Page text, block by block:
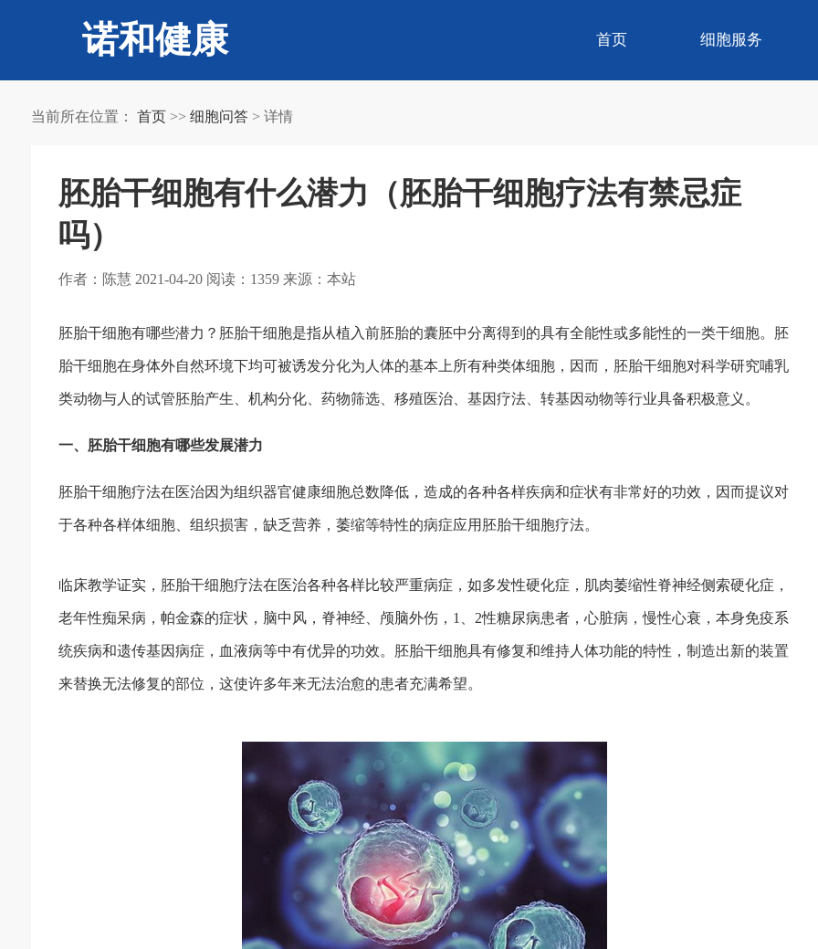
诺和健康 首页 细胞服务
当前所在位置： 首页>> 细胞问答> 详情
胚胎干细胞有什么潜力（胚胎干细胞疗法有禁忌症
吗）
作者：陈慧 2021-04-20 阅读：1359 来源：本站
胚胎干细胞有哪些潜力？胚胎干细胞是指从植入前胚胎的囊胚中分离得到的具有全能性或多能性的一类干细胞。胚
胎干细胞在身体外自然环境下均可被诱发分化为人体的基本上所有种类体细胞，因而，胚胎干细胞对科学研究哺乳
类动物与人的试管胚胎产生、机构分化、药物筛选、移殖医治、基因疗法、转基因动物等行业具备积极意义。
一、胚胎干细胞有哪些发展潜力
胚胎干细胞疗法在医治因为组织器官健康细胞总数降低，造成的各种各样疾病和症状有非常好的功效，因而提议对
于各种各样体细胞、组织损害，缺乏营养，萎缩等特性的病症应用胚胎干细胞疗法。
临床教学证实，胚胎干细胞疗法在医治各种各样比较严重病症，如多发性硬化症，肌肉萎缩性脊神经侧索硬化症，
老年性痴呆病，帕金森的症状，脑中风，脊神经、颅脑外伤，1、2性糖尿病患者，心脏病，慢性心衰，本身免疫系
统疾病和遗传基因病症，血液病等中有优异的功效。胚胎干细胞具有修复和维持人体功能的特性，制造出新的装置
来替换无法修复的部位，这使许多年来无法治愈的患者充满希望。